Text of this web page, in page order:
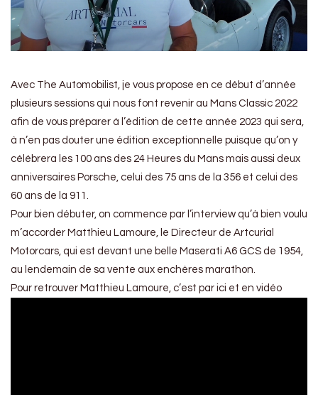
Avec The Automobilist, je vous propose en ce début d’année
plusieurs sessions qui nous font revenir au Mans Classic 2022
afin de vous préparer à l’édition de cette année 2023 qui sera,
à n’en pas douter une édition exceptionnelle puisque qu’on y
célébrera les 100 ans des 24 Heures du Mans mais aussi deux
anniversaires Porsche, celui des 75 ans de la 356 et celui des
60 ans de la 911.
Pour bien débuter, on commence par l’interview qu’à bien voulu
m’accorder Matthieu Lamoure, le Directeur de Artcurial
Motorcars, qui est devant une belle Maserati A6 GCS de 1954,
au lendemain de sa vente aux enchères marathon.
Pour retrouver Matthieu Lamoure, c’est par ici et en vidéo